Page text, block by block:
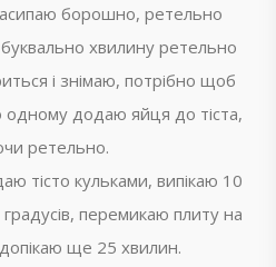
борошно, ретельно
хвилину ретельно
і знімаю, потрібно щоб
додаю яйця до тіста,
ретельно.
тісто кульками, випікаю 10
перемикаю плиту на
ще 25 хвилин.